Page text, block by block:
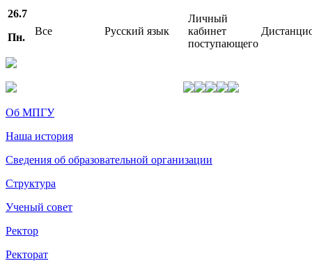
26.7
Пн.
Все Русский язык
Личный
кабинет
поступающего
Об МПГУ
Наша история
Сведения об образовательной организации
Структура
Ученый совет
Ректор
Ректорат